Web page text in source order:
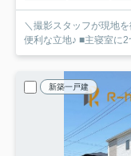
＼撮影スタッフが現地
便利な立地♪ ■主寝室に
新築一戸建